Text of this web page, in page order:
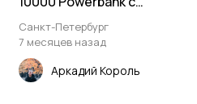
magsafe
Санкт-Петербург
7 месяцев назад
Аркадий Король